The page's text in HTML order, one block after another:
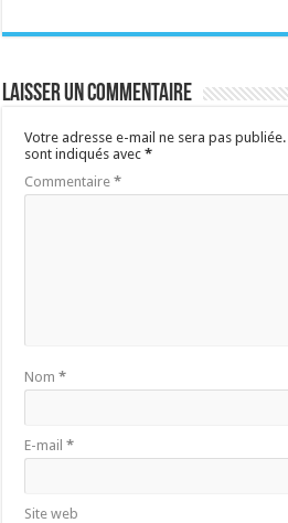
Laisser un commentaire
Votre adresse e-mail ne sera pas publiée.
sont indiqués avec*
Commentaire*
Nom*
E-mail*
Site web